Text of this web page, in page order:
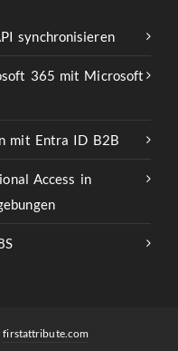
synchronisieren
365 mit Microsoft
mit Entra ID B2B
Access in
firstattribute.com